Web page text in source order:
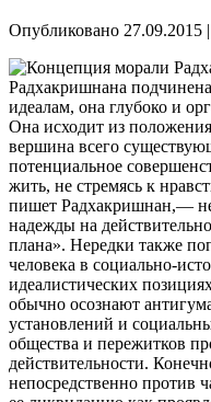
Опубликовано 27.09.2015 |
Радхакришнана
идеалам, она глубоко и
Она исходит из
вершина всего
потенциальное
жить, не стремясь к
пишет Радхакришнан,— не
надежды на
плана». Нередки также
человека в социально-
идеалистических
обычно осознают
установлений и
общества и пережитков
действительности.
непосредственно против